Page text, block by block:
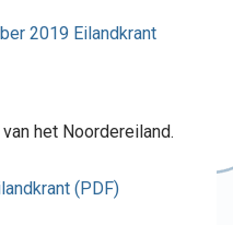
het Noordereiland.
(PDF)